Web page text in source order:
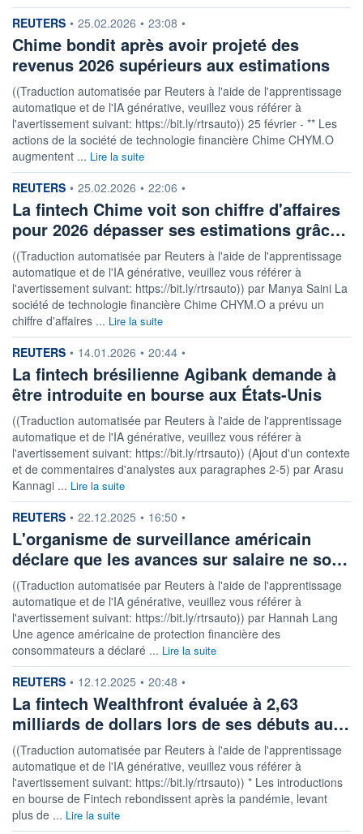
information fournie par
REUTERS • 25.02.2026 • 23:08 •
Chime bondit après avoir projeté des
revenus 2026 supérieurs aux estimations
((Traduction automatisée par Reuters à l'aide de l'apprentissage
automatique et de l'IA générative, veuillez vous référer à
l'avertissement suivant: https://bit.ly/rtrsauto)) 25 février - ** Les
actions de la société de technologie financière Chime CHYM.O
augmentent ... Lire la suite
information fournie par
REUTERS • 25.02.2026 • 22:06 •
La fintech Chime voit son chiffre d'affaires
pour 2026 dépasser ses estimations grâc…
((Traduction automatisée par Reuters à l'aide de l'apprentissage
automatique et de l'IA générative, veuillez vous référer à
l'avertissement suivant: https://bit.ly/rtrsauto)) par Manya Saini La
société de technologie financière Chime CHYM.O a prévu un
chiffre d'affaires ... Lire la suite
information fournie par
REUTERS • 14.01.2026 • 20:44 •
La fintech brésilienne Agibank demande à
être introduite en bourse aux États-Unis
((Traduction automatisée par Reuters à l'aide de l'apprentissage
automatique et de l'IA générative, veuillez vous référer à
l'avertissement suivant: https://bit.ly/rtrsauto)) (Ajout d'un contexte
et de commentaires d'analystes aux paragraphes 2-5) par Arasu
Kannagi ... Lire la suite
information fournie par
REUTERS • 22.12.2025 • 16:50 •
L'organisme de surveillance américain
déclare que les avances sur salaire ne so…
((Traduction automatisée par Reuters à l'aide de l'apprentissage
automatique et de l'IA générative, veuillez vous référer à
l'avertissement suivant: https://bit.ly/rtrsauto)) par Hannah Lang
Une agence américaine de protection financière des
consommateurs a déclaré ... Lire la suite
information fournie par
REUTERS • 12.12.2025 • 20:48 •
La fintech Wealthfront évaluée à 2,63
milliards de dollars lors de ses débuts au…
((Traduction automatisée par Reuters à l'aide de l'apprentissage
automatique et de l'IA générative, veuillez vous référer à
l'avertissement suivant: https://bit.ly/rtrsauto)) * Les introductions
en bourse de Fintech rebondissent après la pandémie, levant
plus de ... Lire la suite